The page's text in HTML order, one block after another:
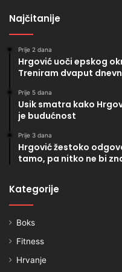
Najčitanije
Prije 2 dana
Hrgović uoči epskog
Treniram dvaput
Prije 5 dana
Usik smatra kako
je budućnost
Prije 3 dana
Hrgović žestoko
tamo, pa nitko ne bi
Kategorije
Boks
Fitness
Hrvanje